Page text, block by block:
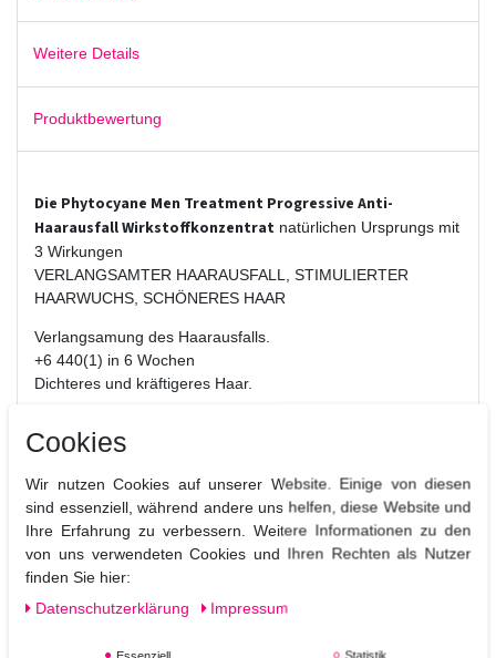
Weitere Details
Produktbewertung
Die Phytocyane Men Treatment Progressive Anti-
Haarausfall Wirkstoffkonzentrat natürlichen Ursprungs mit
3 Wirkungen
VERLANGSAMTER HAARAUSFALL, STIMULIERTER
HAARWUCHS, SCHÖNERES HAAR
Verlangsamung des Haarausfalls.
+6 440(1) in 6 Wochen
Dichteres und kräftigeres Haar.
erblich bedingtem, starkem Haarausfall. Progressiver
an den betroffenen Stellen: Schläfen, Geheimratsecken,
Oberkopf seit mehr als 6 Monaten.
95% Inhaltsstoffe natürlichen Ursprungs, angereichert mit
einem patentierten Maca-Extrakt, einer biovektorisierten
Aminosäure und einem patentierten Shiitaké-Extrakt.
Cookies
Wir nutzen Cookies auf unserer Website. Einige von diesen
sind essenziell, während andere uns helfen, diese Website und
Ihre Erfahrung zu verbessern. Weitere Informationen zu den
von uns verwendeten Cookies und Ihren Rechten als Nutzer
finden Sie hier:
Daten­schutz­erklärung
Impressum
Essenziell Statistik